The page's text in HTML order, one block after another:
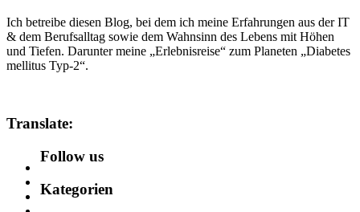
Ich betreibe diesen Blog, bei dem ich meine Erfahrungen aus der IT
& dem Berufsalltag sowie dem Wahnsinn des Lebens mit Höhen
und Tiefen. Darunter meine „Erlebnisreise“ zum Planeten „Diabetes
mellitus Typ-2“.
Translate:
Follow us
Kategorien